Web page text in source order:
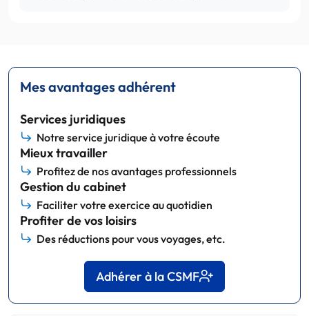
Mes avantages adhérent
Services juridiques
Notre service juridique à votre écoute
Mieux travailler
Profitez de nos avantages professionnels
Gestion du cabinet
Faciliter votre exercice au quotidien
Profiter de vos loisirs
Des réductions pour vous voyages, etc.
Adhérer à la CSMF